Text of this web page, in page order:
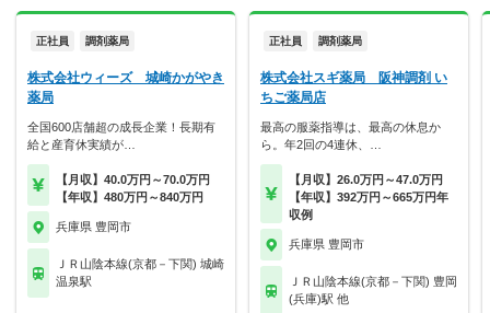
正社員 調剤薬局
株式会社ウィーズ 城崎かがやき
薬局
全国600店舗超の成長企業！長期有
給と産育休実績が…
【月収】40.0万円～70.0万円
【年収】480万円～840万円
兵庫県 豊岡市
ＪＲ山陰本線(京都－下関) 城崎
温泉駅
正社員 調剤薬局
株式会社スギ薬局 阪神調剤 い
ちご薬局店
最高の服薬指導は、最高の休息か
ら。年2回の4連休、…
【月収】26.0万円～47.0万円
【年収】392万円～665万円年
収例
兵庫県 豊岡市
ＪＲ山陰本線(京都－下関) 豊岡
(兵庫)駅 他